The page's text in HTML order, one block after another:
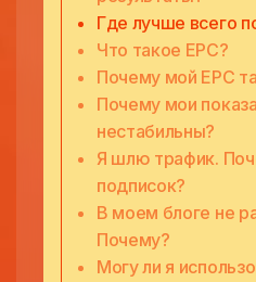
Где лучше всего
Что такое EPC?
Почему мой EPC
Почему мои
нестабильны?
Я шлю трафик.
подписок?
В моем блоге не
Почему?
Могу ли я